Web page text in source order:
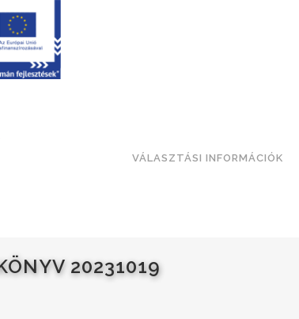
VÁLASZTÁSI INFORMÁCIÓK
20231019